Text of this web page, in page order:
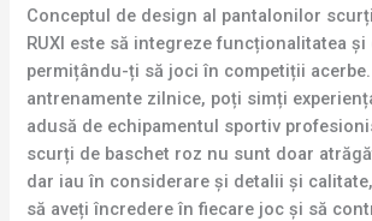
Conceptul de design al pantalonilor
RUXI este să integreze funcționalitatea și
permițându-ți să joci în competiții
antrenamente zilnice, poți simți
adusă de echipamentul sportiv
scurți de baschet roz nu sunt doar
dar iau în considerare și detalii și
să aveți încredere în fiecare joc și să